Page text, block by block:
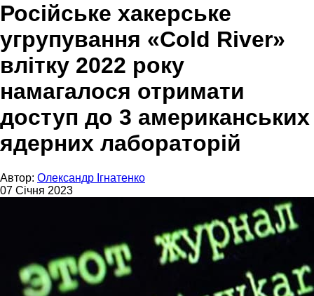
Російське хакерське
угрупування «Cold River»
влітку 2022 року
намагалося отримати
доступ до 3 американських
ядерних лабораторій
Автор: Олександр Ігнатенко
07 Січня 2023